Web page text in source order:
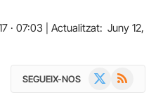
· 07:03 Actualitzat: Juny 12,
SEGUEIX-NOS RSS